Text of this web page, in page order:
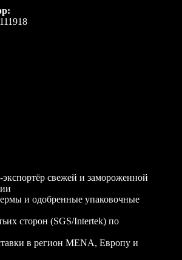
свежей и замороженной
и одобренные упаковочные
сторон (SGS/Intertek) по
в регион MENA, Европу и